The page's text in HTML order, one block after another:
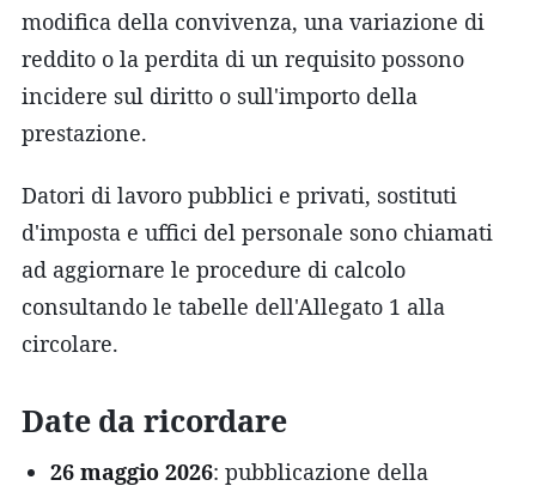
modifica della convivenza, una variazione di
reddito o la perdita di un requisito possono
incidere sul diritto o sull'importo della
prestazione.
Datori di lavoro pubblici e privati, sostituti
d'imposta e uffici del personale sono chiamati
ad aggiornare le procedure di calcolo
consultando le tabelle dell'Allegato 1 alla
circolare.
Date da ricordare
26 maggio 2026: pubblicazione della